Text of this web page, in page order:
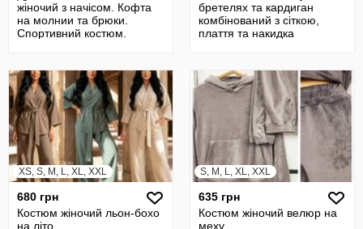
жіночий з начісом. Кофта
на молнии та брюки.
Спортивний костюм.
бретелях та кардиган
комбінований з сіткою,
плаття та накидка
XS, S, M, L, XL, XXL
680 грн
Костюм жіночий льон-бохо
на літо
S, M, L, XL, XXL
635 грн
Костюм жіночий велюр на
меху